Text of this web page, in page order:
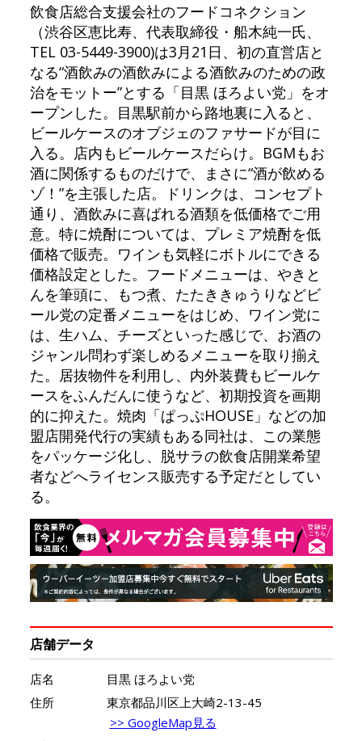
飲食店総合支援会社のフードコネクション
（渋谷区恵比寿、代表取締役・船木純一氏、
TEL 03-5449-3900)は3月21日、初の直営店と
なる“酒飲みの酒飲みによる酒飲みのための政
治をモットー”とする「目黒 ほろよい党」をオ
ープンした。目黒駅前から路地裏に入ると、
ビールケースのオブジェのファサードが目に
入る。店内もビールケースだらけ。BGMもお
酒に関係するものだけで、まさに“酒が飲める
ゾ！”を主張した店。ドリンクは、コンセプト
通り、酒飲みに喜ばれる酒類を低価格でご用
意。特に焼酎については、プレミア焼酎を低
価格で販売。ワインも気軽にボトルにできる
価格設定とした。フードメニューは、やきと
んを筆頭に、もつ煮、たたききゅうりなどビ
ール党の定番メニューをはじめ、ワイン党に
は、生ハム、チーズといった感じで、お酒の
ジャンル問わず楽しめるメニューを取り揃え
た。居抜物件を利用し、内外装費もビールケ
ースをふんだんに使うなど、初期投資を画期
的に抑えた。焼肉「ぱっぷHOUSE」などの加
盟店開発代行の実績もある同社は、この業態
をパッケージ化し、脱サラの飲食店開業希望
者などへライセンス販売する予定だとしてい
る。
店舗データ
店名
目黒 ほろよい党
住所
東京都品川区上大崎2-13-45
>> GoogleMap見る